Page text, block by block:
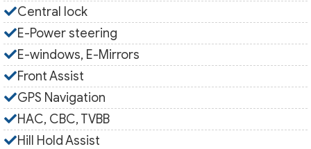
Central lock
E-Power steering
E-windows, E-Mirrors
Front Assist
GPS Navigation
HAC, CBC, TVBB
Hill Hold Assist